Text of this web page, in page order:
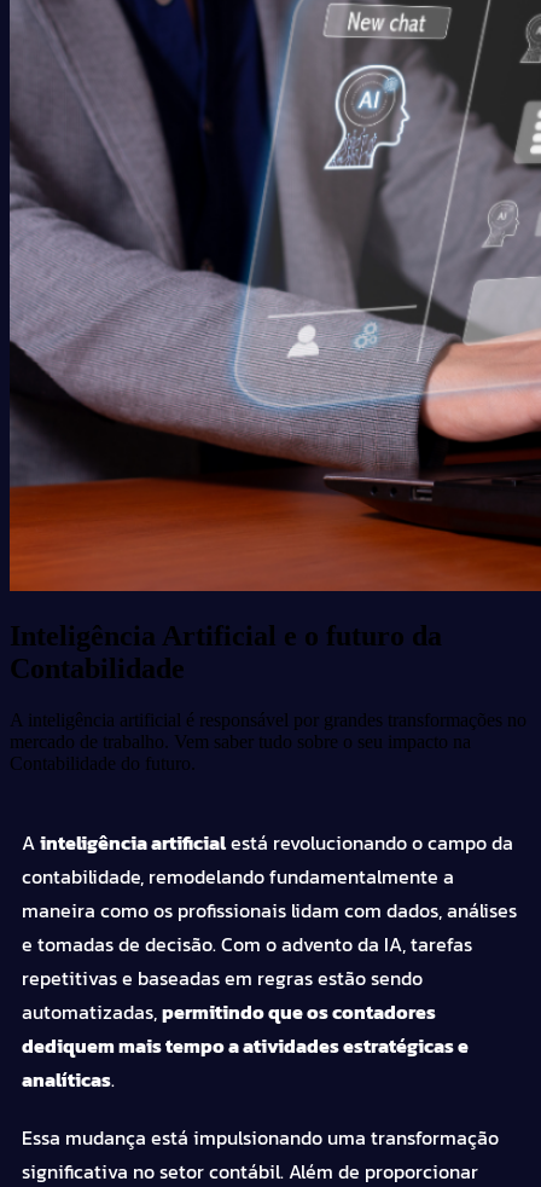
Inteligência Artificial e o futuro da
Contabilidade
A inteligência artificial é responsável por grandes transformações no
mercado de trabalho. Vem saber tudo sobre o seu impacto na
Contabilidade do futuro.
Ainteligência artificialestá revolucionando o campo da
contabilidade, remodelando fundamentalmente a
maneira como os profissionais lidam com dados, análises
e tomadas de decisão. Com o advento da IA, tarefas
repetitivas e baseadas em regras estão sendo
automatizadas,permitindo que os contadores
dediquem mais tempo a atividades estratégicas e
analíticas.
Essa mudança está impulsionando uma transformação
significativa no setor contábil. Além de proporcionar